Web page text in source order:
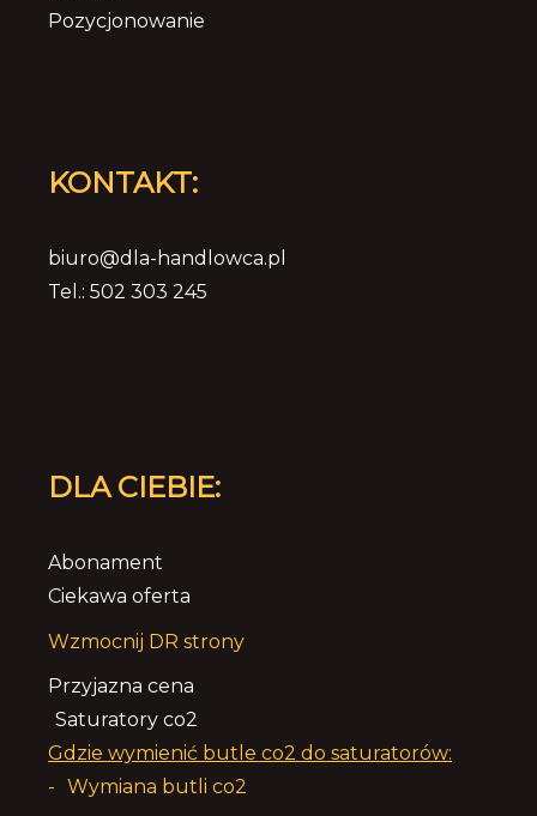
Pozycjonowanie
KONTAKT:
biuro@dla-handlowca.pl
Tel.: 502 303 245
DLA CIEBIE:
Abonament
Ciekawa oferta
Wzmocnij DR strony
Przyjazna cena
Saturatory co2
Gdzie wymienić butle co2 do saturatorów:
- Wymiana butli co2